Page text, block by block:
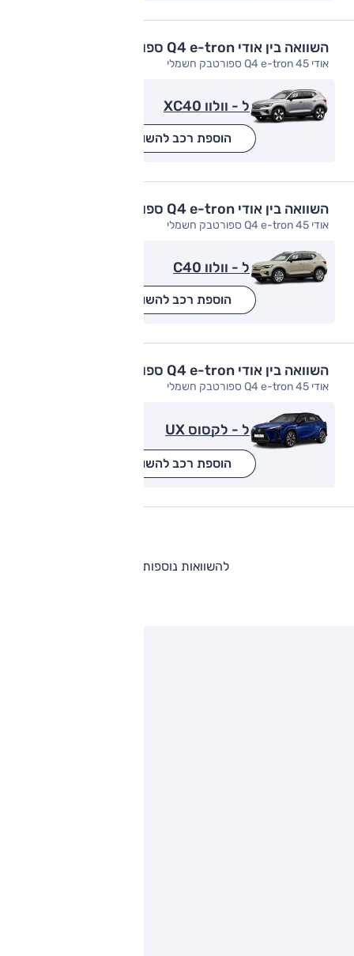
השוואה בין אודי Q4 e-tron ספורטבק
אודי Q4 e-tron 45 ספורטבק חשמלי
ל - וולוו XC40
הוספת רכב להשוואה
השוואה בין אודי Q4 e-tron ספורטבק
אודי Q4 e-tron 45 ספורטבק חשמלי
ל - וולוו C40
הוספת רכב להשוואה
השוואה בין אודי Q4 e-tron ספורטבק
אודי Q4 e-tron 45 ספורטבק חשמלי
ל - לקסוס UX
הוספת רכב להשוואה
להשוואות נוספות